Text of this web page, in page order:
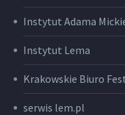
Instytut Adama
Instytut Lema
Krakowskie Biuro
serwis lem.pl